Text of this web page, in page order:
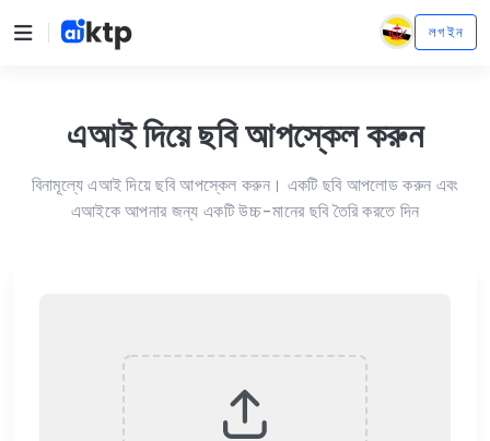
লগ ইন
এআই দিয়ে ছবি আপস্কেল করুন
বিনামূল্যে এআই দিয়ে ছবি আপস্কেল করুন। একটি ছবি আপলোড করুন এবং
এআইকে আপনার জন্য একটি উচ্চ-মানের ছবি তৈরি করতে দিন